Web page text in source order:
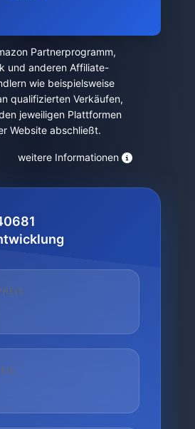
Partnerprogramm,
und anderen Affiliate-
wie beispielsweise
qualifizierten Verkäufen,
jeweiligen Plattformen
Website abschließt.
weitere Informationen